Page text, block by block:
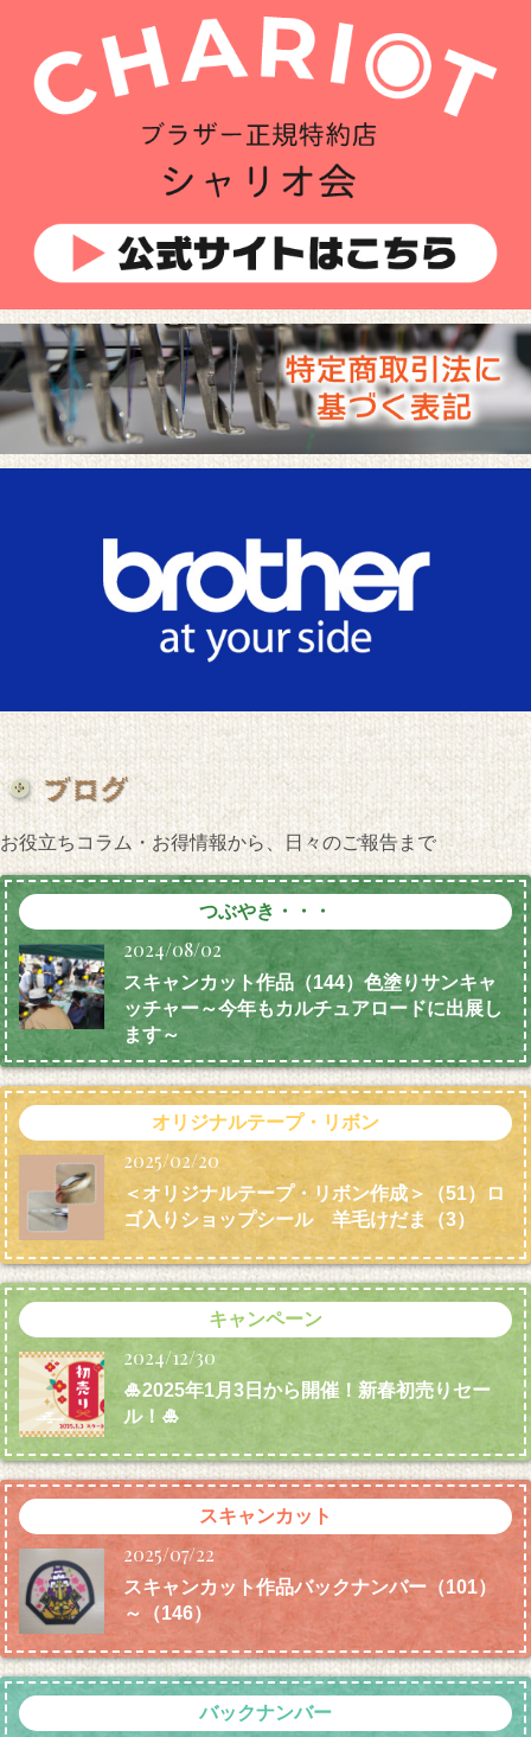
お役立ちコラム・お得情報から、日々のご報告まで
つぶやき・・・
2024/08/02
スキャンカット作品（144）色塗りサンキャ
ッチャー～今年もカルチュアロードに出展し
ます～
オリジナルテープ・リボン
2025/02/20
＜オリジナルテープ・リボン作成＞（51）ロ
ゴ入りショップシール 羊毛けだま （3）
キャンペーン
2024/12/30
🎍2025年1月3日から開催！新春初売りセー
ル！🎍
スキャンカット
2025/07/22
スキャンカット作品バックナンバー（101）
～（146）
バックナンバー